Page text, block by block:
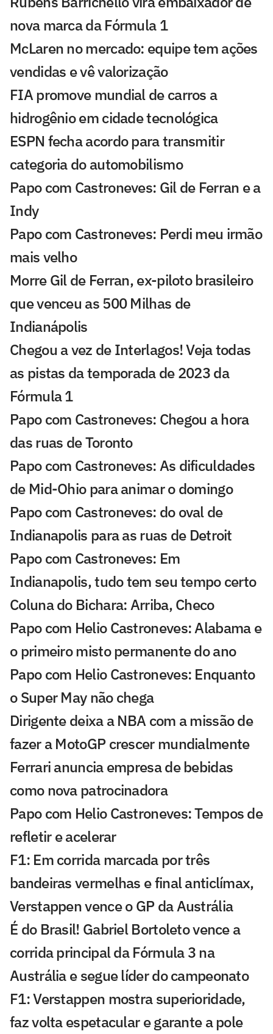
nova marca da Fórmula 1
McLaren no mercado: equipe tem ações
vendidas e vê valorização
FIA promove mundial de carros a
hidrogênio em cidade tecnológica
ESPN fecha acordo para transmitir
categoria do automobilismo
Papo com Castroneves: Gil de Ferran e a
Indy
Papo com Castroneves: Perdi meu irmão
mais velho
Morre Gil de Ferran, ex-piloto brasileiro
que venceu as 500 Milhas de
Indianápolis
Chegou a vez de Interlagos! Veja todas
as pistas da temporada de 2023 da
Fórmula 1
Papo com Castroneves: Chegou a hora
das ruas de Toronto
Papo com Castroneves: As dificuldades
de Mid-Ohio para animar o domingo
Papo com Castroneves: do oval de
Indianapolis para as ruas de Detroit
Papo com Castroneves: Em
Indianapolis, tudo tem seu tempo certo
Coluna do Bichara: Arriba, Checo
Papo com Helio Castroneves: Alabama e
o primeiro misto permanente do ano
Papo com Helio Castroneves: Enquanto
o Super May não chega
Dirigente deixa a NBA com a missão de
fazer a MotoGP crescer mundialmente
Ferrari anuncia empresa de bebidas
como nova patrocinadora
Papo com Helio Castroneves: Tempos de
refletir e acelerar
F1: Em corrida marcada por três
bandeiras vermelhas e final anticlímax,
Verstappen vence o GP da Austrália
É do Brasil! Gabriel Bortoleto vence a
corrida principal da Fórmula 3 na
Austrália e segue líder do campeonato
F1: Verstappen mostra superioridade,
faz volta espetacular e garante a pole